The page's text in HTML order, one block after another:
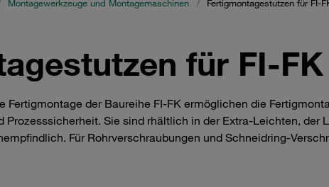
Montagewerkzeuge und Montagemaschinen / Fertigmontagestutzen für FI-
für FI-FK
Fertigmontage der Baureihe FI-FK ermöglichen die
Prozesssicherheit. Sie sind rhältlich in der Extra-Leichten, der
Für Rohrverschraubungen und Schneidring-